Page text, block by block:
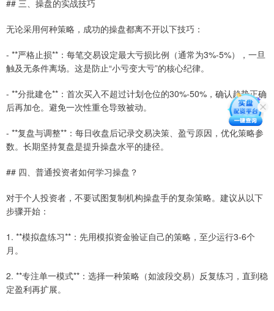
## 三、操盘的实战技巧
无论采用何种策略，成功的操盘都离不开以下技巧：
- **严格止损**：每笔交易设定最大亏损比例（通常为3%-5%），一旦
触及无条件离场。这是防止“小亏变大亏”的核心纪律。
- **分批建仓**：首次买入不超过计划仓位的30%-50%，确认趋势正确
后再加仓。避免一次性重仓导致被动。
- **复盘与调整**：每日收盘后记录交易决策、盈亏原因，优化策略参
数。长期坚持复盘是提升操盘水平的捷径。
## 四、普通投资者如何学习操盘？
对于个人投资者，不要试图复制机构操盘手的复杂策略。建议从以下
步骤开始：
1. **模拟盘练习**：先用模拟资金验证自己的策略，至少运行3-6个
月。
2. **专注单一模式**：选择一种策略（如波段交易）反复练习，直到稳
定盈利再扩展。